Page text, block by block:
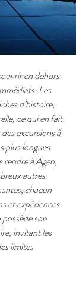
en dehors
Les
d’histoire,
ce qui en fait
excursions à
plus longues.
rendre à Agen,
autres
chacun
et expériences
son
invitant les
limites